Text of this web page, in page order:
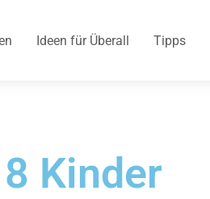
Ideen für Überall Tipps
Kinder